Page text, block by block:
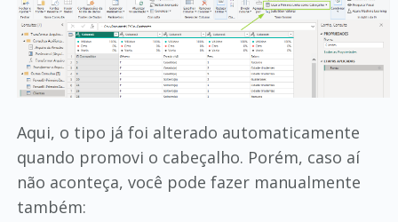
Aqui, o tipo já foi alterado automaticamente
quando promovi o cabeçalho. Porém, caso aí
não aconteça, você pode fazer manualmente
também: